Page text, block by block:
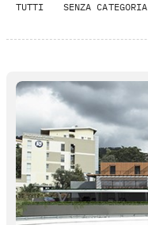
TUTTI SENZA CATEGORIA